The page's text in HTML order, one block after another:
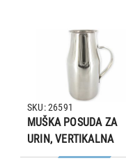
MUŠKA POSUDA ZA
URIN, VERTIKALNA
114x220 mm
SKU: 26591